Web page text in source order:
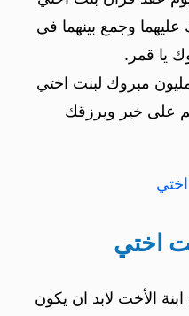
عليهما وجمع بينهما في
يا قمر.
مبروك لبنت اختي
على خير ويرزقك
اختي
الأخت لابد ان يكون